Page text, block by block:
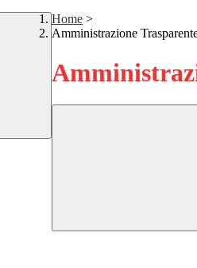
Home >
Amministrazione